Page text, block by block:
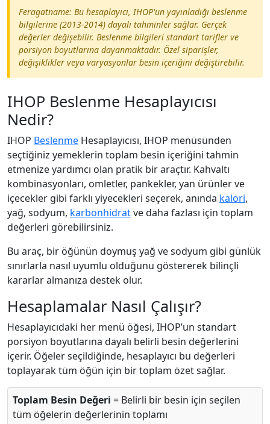
Feragatname: Bu hesaplayıcı, IHOP'un yayınladığı beslenme
bilgilerine (2013-2014) dayalı tahminler sağlar. Gerçek
değerler değişebilir. Beslenme bilgileri standart tarifler ve
porsiyon boyutlarına dayanmaktadır. Özel siparişler,
değişiklikler veya varyasyonlar besin içeriğini değiştirebilir.
IHOP Beslenme Hesaplayıcısı
Nedir?
IHOP Beslenme Hesaplayıcısı, IHOP menüsünden
seçtiğiniz yemeklerin toplam besin içeriğini tahmin
etmenize yardımcı olan pratik bir araçtır. Kahvaltı
kombinasyonları, omletler, pankekler, yan ürünler ve
içecekler gibi farklı yiyecekleri seçerek, anında kalori,
yağ, sodyum, karbonhidratve daha fazlası için toplam
değerleri görebilirsiniz.
Bu araç, bir öğünün doymuş yağ ve sodyum gibi günlük
sınırlarla nasıl uyumlu olduğunu göstererek bilinçli
kararlar almanıza destek olur.
Hesaplamalar Nasıl Çalışır?
Hesaplayıcıdaki her menü öğesi, IHOP’un standart
porsiyon boyutlarına dayalı belirli besin değerlerini
içerir. Öğeler seçildiğinde, hesaplayıcı bu değerleri
toplayarak tüm öğün için bir toplam özet sağlar.
Toplam Besin Değeri = Belirli bir besin için seçilen
tüm öğelerin değerlerinin toplamı